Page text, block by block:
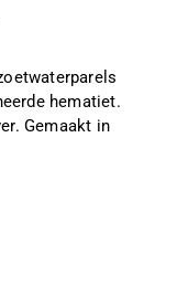
hematiet.
Gemaakt in